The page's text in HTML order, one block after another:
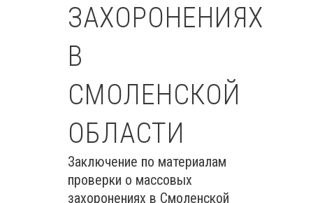
ЗАХОРОНЕНИЯХ
В
СМОЛЕНСКОЙ
ОБЛАСТИ
Заключение по материалам
проверки о массовых
захоронениях в Смоленской